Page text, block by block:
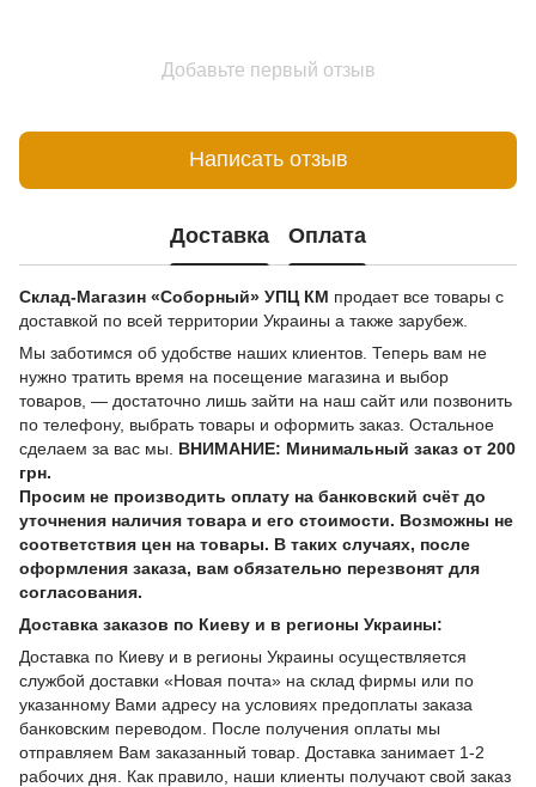
Добавьте первый отзыв
Написать отзыв
Доставка Оплата
Склад-Магазин «Соборный» УПЦ КМ продает все товары с
доставкой по всей территории Украины а также зарубеж.
Мы заботимся об удобстве наших клиентов. Теперь вам не
нужно тратить время на посещение магазина и выбор
товаров, — достаточно лишь зайти на наш сайт или позвонить
по телефону, выбрать товары и оформить заказ. Остальное
сделаем за вас мы. ВНИМАНИЕ: Минимальный заказ от 200
грн.
Просим не производить оплату на банковский счёт до
уточнения наличия товара и его стоимости. Возможны не
соответствия цен на товары. В таких случаях, после
оформления заказа, вам обязательно перезвонят для
согласования.
Доставка заказов по Киеву и в регионы Украины:
Доставка по Киеву и в регионы Украины осуществляется
службой доставки «Новая почта» на склад фирмы или по
указанному Вами адресу на условиях предоплаты заказа
банковским переводом. После получения оплаты мы
отправляем Вам заказанный товар. Доставка занимает 1-2
рабочих дня. Как правило, наши клиенты получают свой заказ